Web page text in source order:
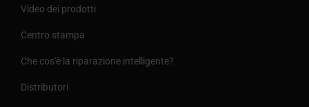
Video dei prodotti
Centro stampa
Che cos'è la riparazione intelligente?
Distributori